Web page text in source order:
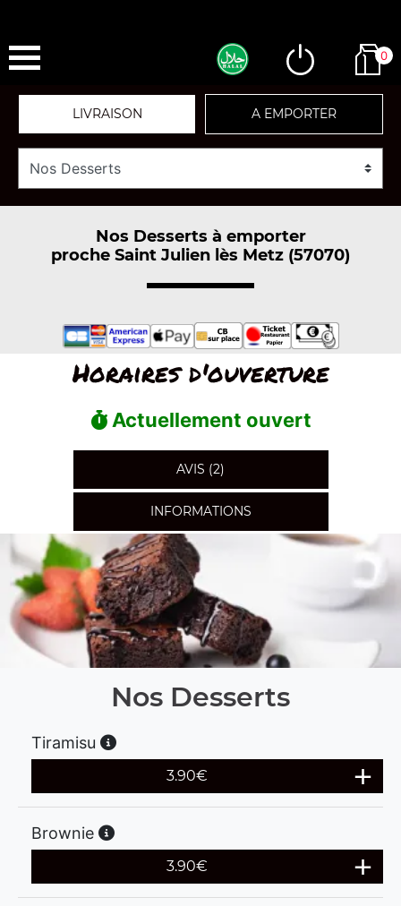
0
LIVRAISON A EMPORTER
Nos Desserts à emporter
proche Saint Julien lès Metz (57070)
Horaires d'ouverture
Actuellement ouvert
AVIS (2)
INFORMATIONS
Nos Desserts
Tiramisu
3.90€
Brownie
3.90€